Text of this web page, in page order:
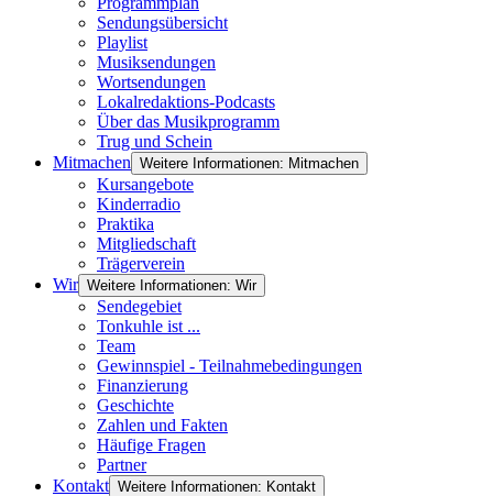
Sendungsübersicht
Playlist
Musiksendungen
Wortsendungen
Lokalredaktions-Podcasts
Über das Musikprogramm
Trug und Schein
Mitmachen Weitere Informationen: Mitmachen
Kursangebote
Kinderradio
Praktika
Mitgliedschaft
Trägerverein
Wir Weitere Informationen: Wir
Sendegebiet
Tonkuhle ist ...
Team
Gewinnspiel - Teilnahmebedingungen
Finanzierung
Geschichte
Zahlen und Fakten
Häufige Fragen
Partner
Kontakt Weitere Informationen: Kontakt